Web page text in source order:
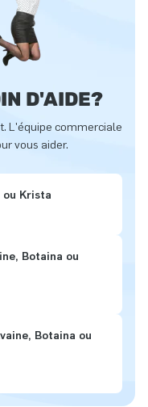
D'AIDE?
L'équipe commerciale
vous aider.
ou Krista
Botaina ou
Botaina ou